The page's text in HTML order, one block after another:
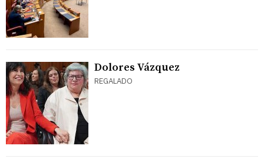
Dolores Vázquez
REGALADO